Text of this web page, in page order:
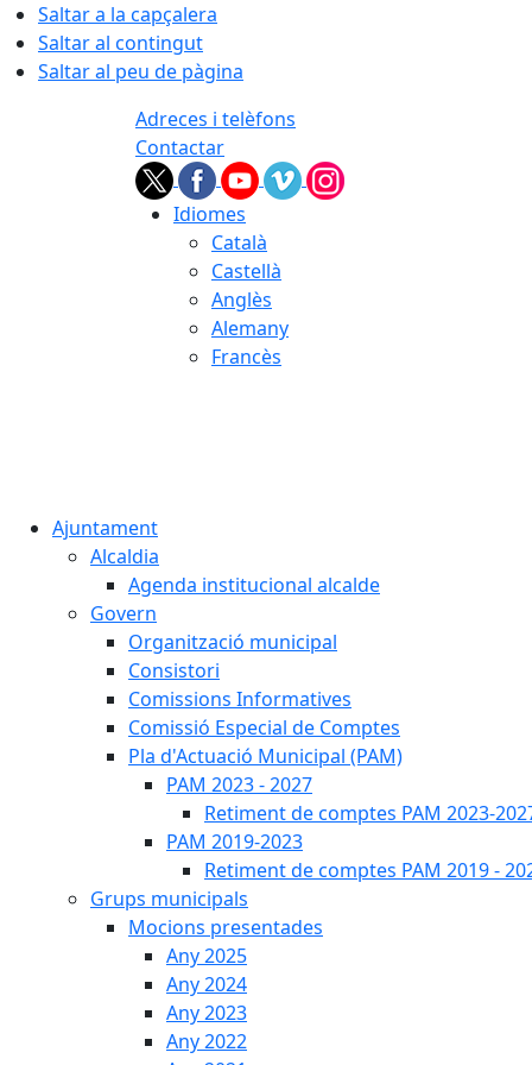
Saltar a la capçalera
Saltar al contingut
Saltar al peu de pàgina
Adreces i telèfons
Contactar
Idiomes
Català
Castellà
Anglès
Alemany
Francès
Ajuntament
Alcaldia
Agenda institucional alcalde
Govern
Organització municipal
Consistori
Comissions Informatives
Comissió Especial de Comptes
Pla d'Actuació Municipal (PAM)
PAM 2023 - 2027
Retiment de comptes PAM 2023-
PAM 2019-2023
Retiment de comptes PAM 2019 -
Grups municipals
Mocions presentades
Any 2025
Any 2024
Any 2023
Any 2022